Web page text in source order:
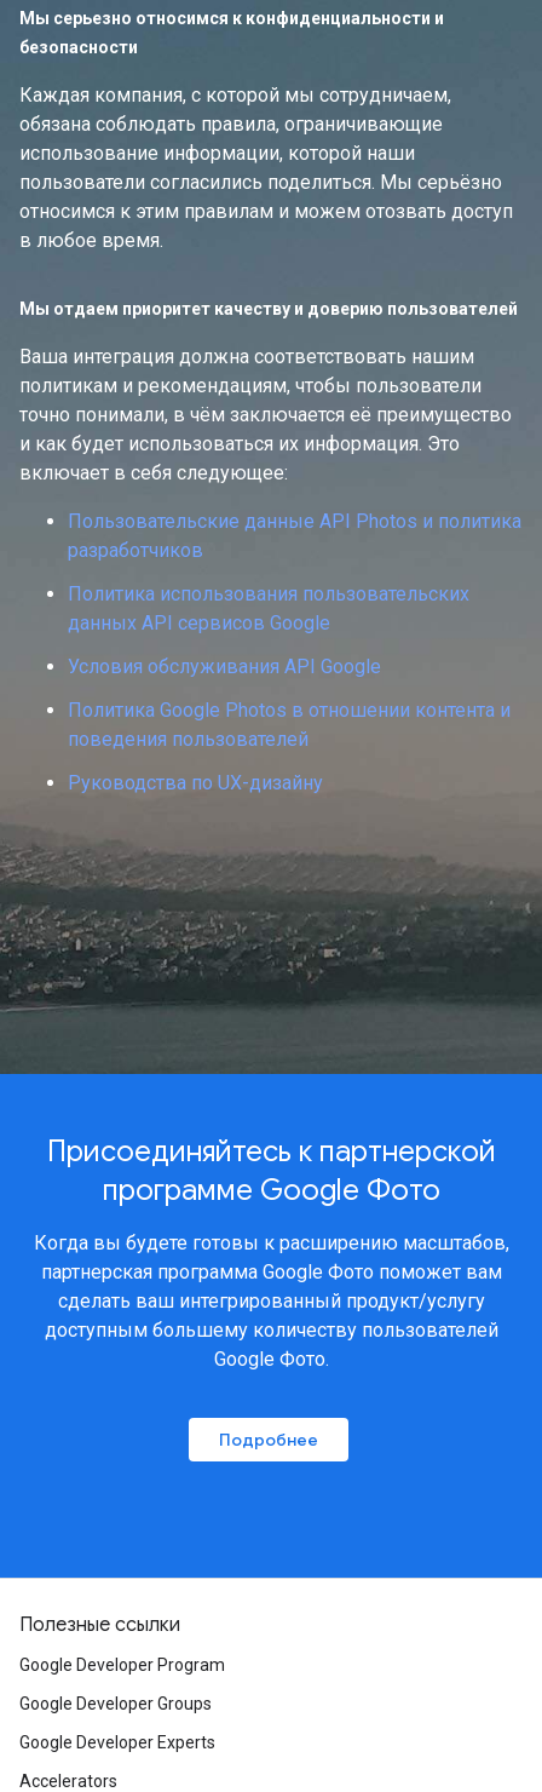
Мы серьезно относимся к конфиденциальности и
безопасности
Каждая компания, с которой мы сотрудничаем,
обязана соблюдать правила, ограничивающие
использование информации, которой наши
пользователи согласились поделиться. Мы серьёзно
относимся к этим правилам и можем отозвать доступ
в любое время.
Мы отдаем приоритет качеству и доверию пользователей
Ваша интеграция должна соответствовать нашим
политикам и рекомендациям, чтобы пользователи
точно понимали, в чём заключается её преимущество
и как будет использоваться их информация. Это
включает в себя следующее:
Пользовательские данные API Photos и политика
разработчиков
Политика использования пользовательских
данных API сервисов Google
Условия обслуживания API Google
Политика Google Photos в отношении контента и
поведения пользователей
Руководства по UX-дизайну
Присоединяйтесь к партнерской
программе Google Фото
Когда вы будете готовы к расширению масштабов,
партнерская программа Google Фото поможет вам
сделать ваш интегрированный продукт/услугу
доступным большему количеству пользователей
Google Фото.
Подробнее
Полезные ссылки
Google Developer Program
Google Developer Groups
Google Developer Experts
Accelerators